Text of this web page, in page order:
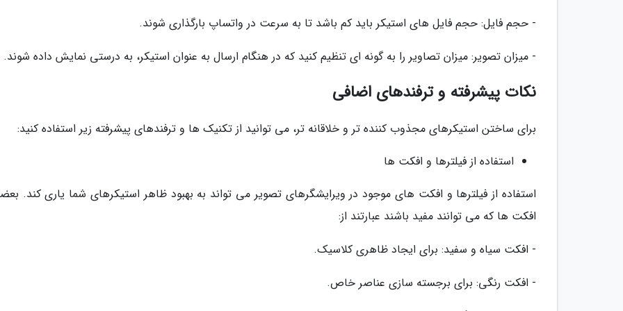
- حجم فایل: حجم فایل های استیکر باید کم باشد تا به سرعت در واتساپ بارگذاری شوند.
- میزان تصویر: میزان تصاویر را به گونه ای تنظیم کنید که در هنگام ارسال به عنوان استیکر، به درستی نمایش داده شوند.
نکات پیشرفته و ترفندهای اضافی
برای ساختن استیکرهای مجذوب کننده تر و خلاقانه تر، می توانید از تکنیک ها و ترفندهای پیشرفته زیر استفاده کنید:
استفاده از فیلترها و افکت ها
استفاده از فیلترها و افکت های موجود در ویرایشگرهای تصویر می تواند به بهبود ظاهر استیکرهای شما یاری کند.
افکت ها که می توانند مفید باشند عبارتند از:
- افکت سیاه و سفید: برای ایجاد ظاهری کلاسیک.
- افکت رنگی: برای برجسته سازی عناصر خاص.